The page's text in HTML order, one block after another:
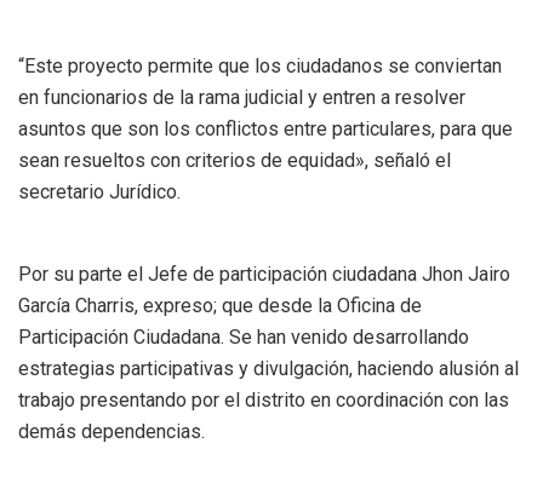
“Este proyecto permite que los ciudadanos se conviertan
en funcionarios de la rama judicial y entren a resolver
asuntos que son los conflictos entre particulares, para que
sean resueltos con criterios de equidad», señaló el
secretario Jurídico.
Por su parte el Jefe de participación ciudadana Jhon Jairo
García Charris, expreso; que desde la Oficina de
Participación Ciudadana. Se han venido desarrollando
estrategias participativas y divulgación, haciendo alusión al
trabajo presentando por el distrito en coordinación con las
demás dependencias.